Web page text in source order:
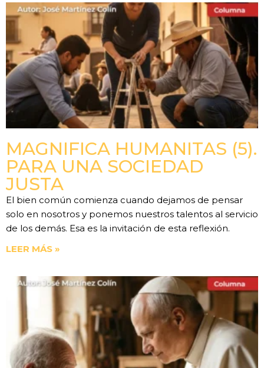
MAGNIFICA HUMANITAS (5).
PARA UNA SOCIEDAD
JUSTA
El bien común comienza cuando dejamos de pensar
solo en nosotros y ponemos nuestros talentos al servicio
de los demás. Esa es la invitación de esta reflexión.
LEER MÁS »